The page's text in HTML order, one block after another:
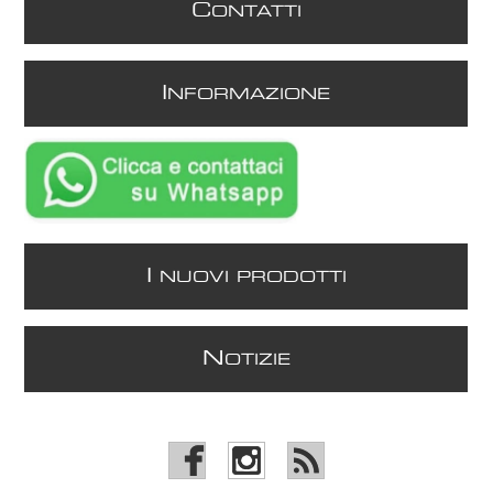
CONTATTI
NFORMAZIONE
NUOVI PRODOTTI
N OTIZIE